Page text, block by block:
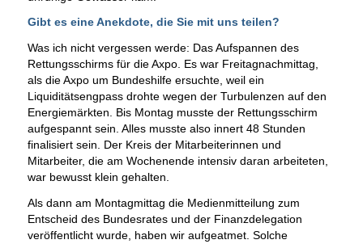
Gibt es eine Anekdote, die Sie mit uns teilen?
Was ich nicht vergessen werde: Das Aufspannen des
Rettungsschirms für die Axpo. Es war Freitagnachmittag,
als die Axpo um Bundeshilfe ersuchte, weil ein
Liquiditätsengpass drohte wegen der Turbulenzen auf den
Energiemärkten. Bis Montag musste der Rettungsschirm
aufgespannt sein. Alles musste also innert 48 Stunden
finalisiert sein. Der Kreis der Mitarbeiterinnen und
Mitarbeiter, die am Wochenende intensiv daran arbeiteten,
war bewusst klein gehalten.
Als dann am Montagmittag die Medienmitteilung zum
Entscheid des Bundesrates und der Finanzdelegation
veröffentlicht wurde, haben wir aufgeatmet. Solche